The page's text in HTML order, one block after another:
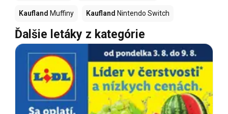
Kaufland Muffiny Kaufland Nintendo Switch
Ďalšie letáky z kategórie